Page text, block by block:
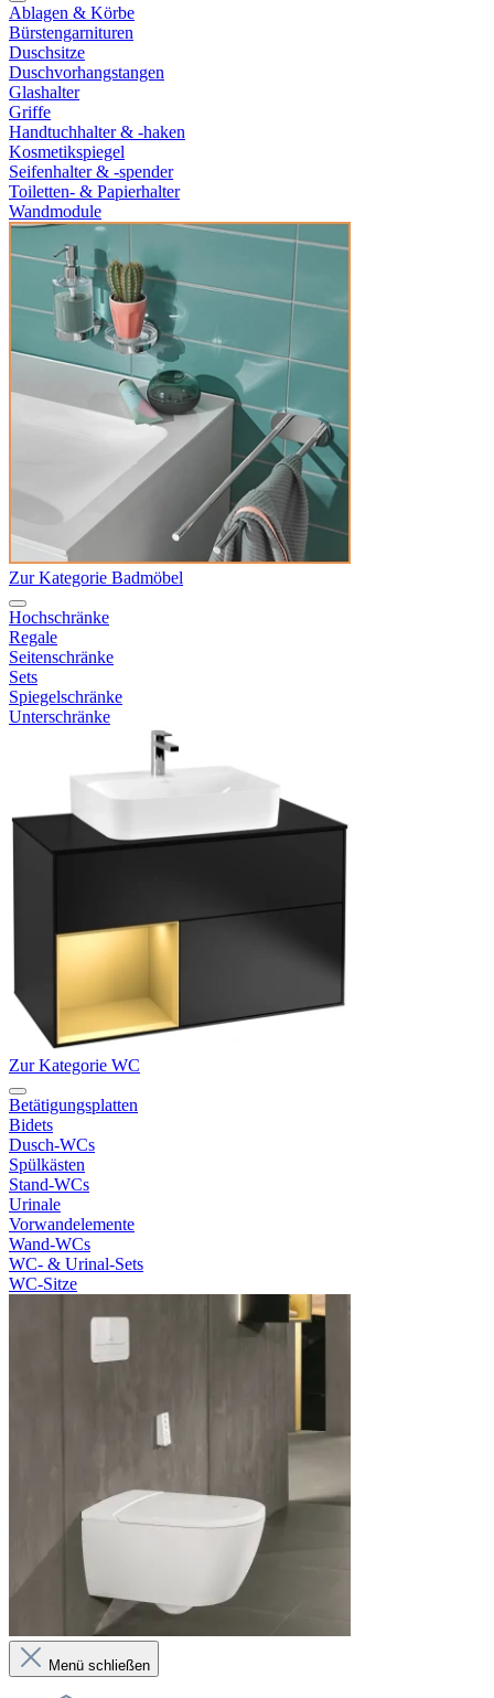
Ablagen & Körbe
Bürstengarnituren
Duschsitze
Duschvorhangstangen
Glashalter
Griffe
Handtuchhalter & -haken
Kosmetikspiegel
Seifenhalter & -spender
Toiletten- & Papierhalter
Wandmodule
Zur Kategorie Badmöbel
Hochschränke
Regale
Seitenschränke
Sets
Spiegelschränke
Unterschränke
Zur Kategorie WC
Betätigungsplatten
Bidets
Dusch-WCs
Spülkästen
Stand-WCs
Urinale
Vorwandelemente
Wand-WCs
WC- & Urinal-Sets
WC-Sitze
Menü schließen